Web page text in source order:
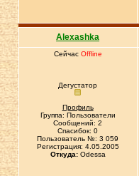
Alexashka
Сейчас Offline
Дегустатор
Профиль
Группа: Пользователи
Сообщений: 2
Спасибок: 0
Пользователь №: 3 059
Регистрация: 4.05.2005
Откуда:Odessa